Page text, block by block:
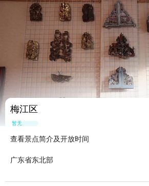
梅江区
暂无点评
查看景点简介及开放时间
广东省东北部